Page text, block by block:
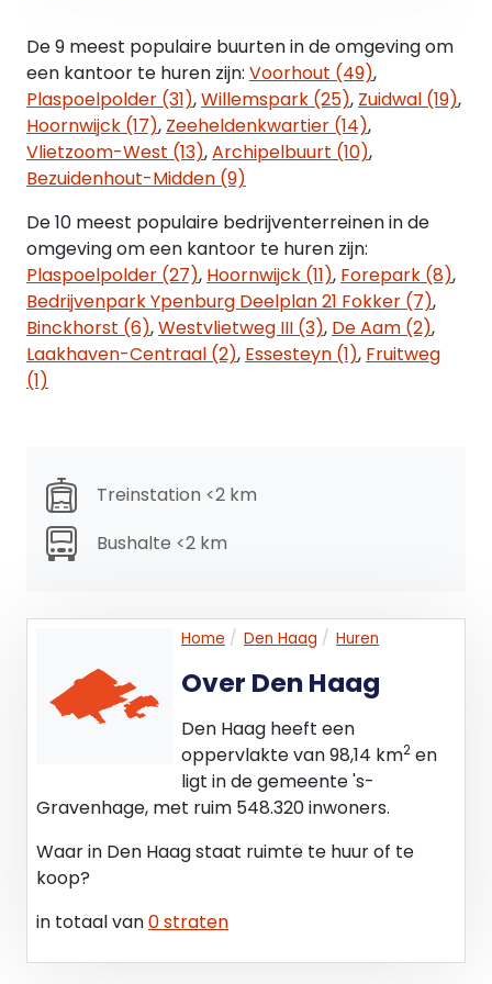
verlichtingsarmaturen;
Parkeren:
Mogelijkheid van het huren van 2 parkeerplaatsen
op het naastgelegen terrein. Huurprijs op
aanvraag
Verder voldoende parkeervoorzieningen aan de
openbare weg (vergunningen/betaald) alsmede
mogelijkheden van parkeren op het parkeerdek
van het tegenover het kantoor gelegen gebouw
de Megastores.
Bereikbaarheid:
naar alle grote steden in de Randstad. Op
loopafstand bevinden zich haltes van de
tramlijnen 1, 16 en 17 en haltes voor diverse
buslijnen (22, 26, 29 en 827).
Binnen slechts vijf autominuten heeft u direct
toegang tot de Rijksweg A-12 (Utrechtsebaan), die
aansluit op de A-4 en A-13 richting Amsterdam en
Rotterdam
Het object is gelegen in het bestemmingsplan
"Laakhavens" en beschikt conform het
bestemmingsplan over de bestemming
"Gemengd -1"
bestemd voor o.a.:
De 9 meest populaire buurten in de omgeving om
een kantoor te huren zijn: Voorhout (49),
Plaspoelpolder (31),Willemspark (25), Zuidwal (19),
Hoornwijck (17), Zeeheldenkwartier (14),
Vlietzoom-West (13),Archipelbuurt (10),
Bezuidenhout-Midden (9)
De 10 meest populaire bedrijventerreinen in de
omgeving om een kantoor te huren zijn:
Plaspoelpolder (27), Hoornwijck (11), Forepark (8),
Bedrijvenpark Ypenburg Deelplan 21 Fokker (7),
Binckhorst (6),Westvlietweg III (3), De Aam (2),
Laakhaven-Centraal (2), Essesteyn (1), Fruitweg
(1)
Treinstation <2 km
Bushalte <2 km
Home Den Haag Huren
Over Den Haag
Den Haag heeft een
oppervlakte van 98,14 km2 en
ligt in de gemeente 's-
Gravenhage, met ruim 548.320 inwoners.
Waar in Den Haag staat ruimte te huur of te
koop?
in totaal van0 straten